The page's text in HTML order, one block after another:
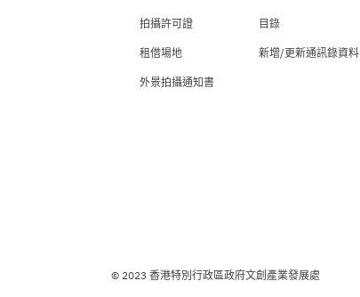
拍攝許可證
租借場地
外景拍攝通知書
目錄
新增/更新通訊錄資料
© 2023 香港特別行政區政府文創產業發展處